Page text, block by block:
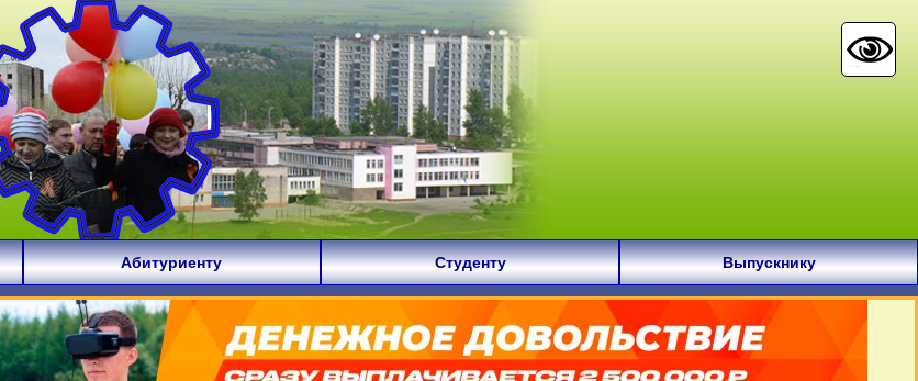
Абитуриенту Студенту Выпускнику